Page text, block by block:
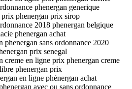
phenergan generique
prix phenergan prix sirop
2018 phenergan belgique
phenergan achat
phenergan sans ordonnance 2020
prix senegal
creme en ligne prix phenergan creme
phenergan prix
en ligne phénergan achat
avec ou sans ordonnance